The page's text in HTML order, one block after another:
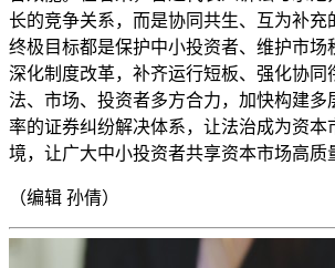
长的竞争关系，而是协同共生、互为补充
终极目标都是保护中小投资者、维护市场
深化制度改革，补齐运行短板、强化协同
法、市场、投资者多方合力，加快构建多
率的证券纠纷解决体系，让法治成为资本
境，让广大中小投资者共享资本市场高质
（编辑 孙倩）